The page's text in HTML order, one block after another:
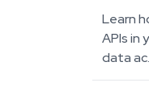
Learn
APIs in
data